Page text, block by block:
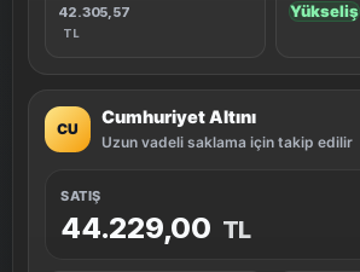
42.305,57
TL
Yükseliş
CU
Cumhuriyet Altını
Uzun vadeli saklama için takip edilir
SATIŞ
44.229,00 TL